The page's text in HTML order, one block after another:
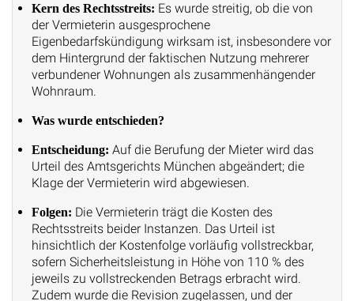
Kern des Rechtsstreits: Es wurde streitig, ob die von
der Vermieterin ausgesprochene
Eigenbedarfskündigung wirksam ist, insbesondere vor
dem Hintergrund der faktischen Nutzung mehrerer
verbundener Wohnungen als zusammenhängender
Wohnraum.
Was wurde entschieden?
Entscheidung: Auf die Berufung der Mieter wird das
Urteil des Amtsgerichts München abgeändert; die
Klage der Vermieterin wird abgewiesen.
Folgen: Die Vermieterin trägt die Kosten des
Rechtsstreits beider Instanzen. Das Urteil ist
hinsichtlich der Kostenfolge vorläufig vollstreckbar,
sofern Sicherheitsleistung in Höhe von 110 % des
jeweils zu vollstreckenden Betrags erbracht wird.
Zudem wurde die Revision zugelassen, und der